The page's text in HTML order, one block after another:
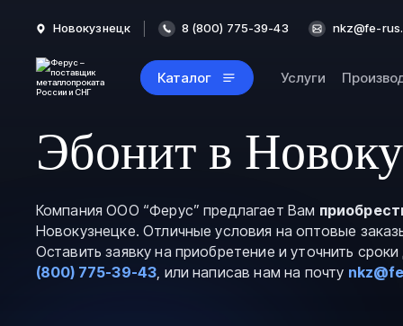
Новокузнецк 8 (800) 775-39-43 nkz@fe-
Каталог Услуги
Эбонит в
Компания ООО “Ферус” предлагает Вам
Новокузнецке. Отличные условия на оптовые
Оставить заявку на приобретение и уточнить
(800) 775-39-43, или написав нам на почту